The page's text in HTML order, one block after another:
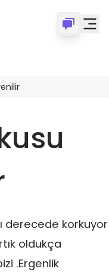
derecede korkuyor
oldukça
.Ergenlik